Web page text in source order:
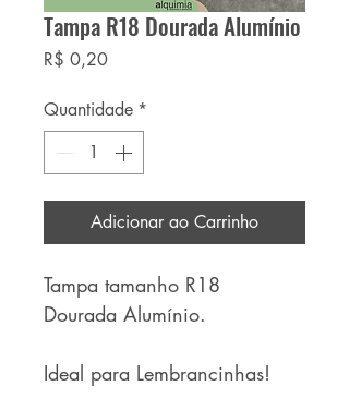
Tampa R18 Dourada Alumínio
R$ 0,20Preço
Quantidade *
Adicionar ao Carrinho
Tampa tamanho R18
Dourada Alumínio.
Ideal para Lembrancinhas!